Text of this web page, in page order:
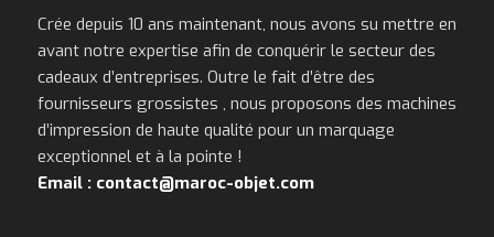
Crée depuis 10 ans maintenant, nous avons su mettre en
avant notre expertise afin de conquérir le secteur des
cadeaux d’entreprises. Outre le fait d’être des
fournisseurs grossistes , nous proposons des machines
d’impression de haute qualité pour un marquage
exceptionnel et à la pointe !
Email : contact@maroc-objet.com